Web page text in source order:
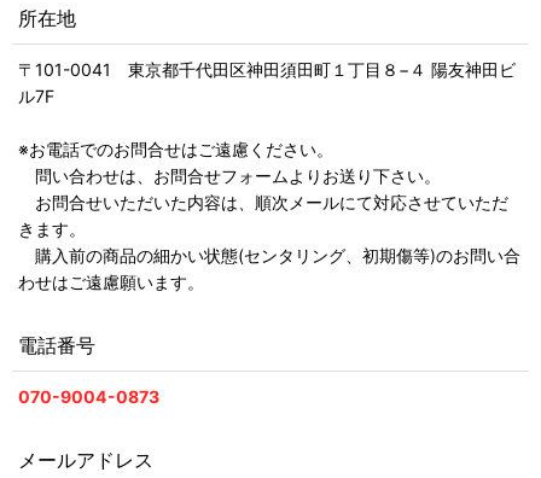
所在地
〒101-0041 東京都千代田区神田須田町１丁目８−４ 陽友神田ビ
ル7F
※お電話でのお問合せはご遠慮ください。
問い合わせは、お問合せフォームよりお送り下さい。
お問合せいただいた内容は、順次メールにて対応させていただ
きます。
購入前の商品の細かい状態(センタリング、初期傷等)のお問い合
わせはご遠慮願います。
電話番号
070-9004-0873
メールアドレス